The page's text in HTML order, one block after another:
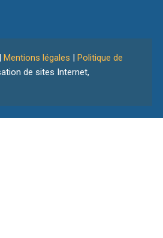
Mentions légales | Politique de
de sites Internet,